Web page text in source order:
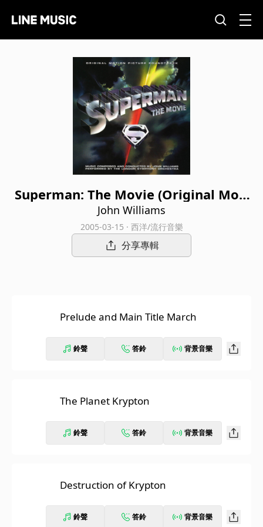
Superman: The Movie (Original Moti
on Picture Soundtrack)
John Williams
2005-03-15 · 西洋/流行音樂
分享專輯
Prelude and Main Title March
鈴聲 答鈴 背景音樂
The Planet Krypton
鈴聲 答鈴 背景音樂
Destruction of Krypton
鈴聲 答鈴 背景音樂